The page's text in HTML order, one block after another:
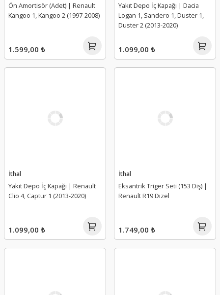
Ön Amortisör (Adet) | Renault
Kangoo 1, Kangoo 2 (1997-2008)
1.599,00 ₺
Yakıt Depo İç Kapağı | Dacia
Logan 1, Sandero 1, Duster 1,
Duster 2 (2013-2020)
1.099,00 ₺
İthal
Yakıt Depo İç Kapağı | Renault
Clio 4, Captur 1 (2013-2020)
1.099,00 ₺
İthal
Eksantrik Triger Seti (153 Diş) |
Renault R19 Dizel
1.749,00 ₺